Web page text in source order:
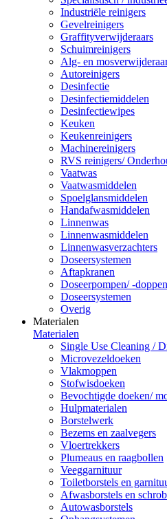
Industriële reinigers
Gevelreinigers
Graffityverwijderaars
Schuimreinigers
Alg- en
Autoreinigers
Desinfectie
Desinfectiemiddelen
Desinfectiewipes
Keuken
Keukenreinigers
Machinereinigers
RVS reinigers/
Vaatwas
Vaatwasmiddelen
Spoelglansmiddelen
Handafwasmiddelen
Linnenwas
Linnenwasmiddelen
Linnenwasverzachters
Doseersystemen
Aftapkranen
Doseerpompen/ -doppen
Doseersystemen
Overig
Materialen
Materialen
Single Use Cleaning /
Microvezeldoeken
Vlakmoppen
Stofwisdoeken
Bevochtigde doeken/
Hulpmaterialen
Borstelwerk
Bezems en zaalvegers
Vloertrekkers
Plumeaus en raagbollen
Veeggarnituur
Toiletborstels en
Afwasborstels en
Autowasborstels